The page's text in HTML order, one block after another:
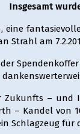
Insgesamt
eine
Strahl am
Zukunfts – und
– Kandel
Schlagzeug für